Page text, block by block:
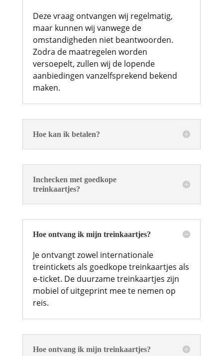
Deze vraag ontvangen wij regelmatig,
maar kunnen wij vanwege de
omstandigheden niet beantwoorden.
Zodra de maatregelen worden
versoepelt, zullen wij de lopende
aanbiedingen vanzelfsprekend bekend
maken.
Hoe kan ik betalen?
Inchecken met goedkope
treinkaartjes?
Hoe ontvang ik mijn treinkaartjes?
Je ontvangt zowel internationale
treintickets als goedkope treinkaartjes als
e-ticket. De duurzame treinkaartjes zijn
mobiel of uitgeprint mee te nemen op
reis.
Hoe ontvang ik mijn treinkaartjes?